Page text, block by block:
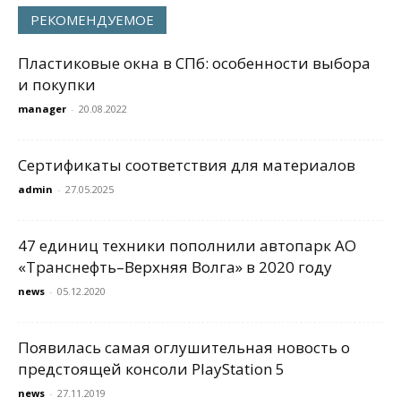
РЕКОМЕНДУЕМОЕ
Пластиковые окна в СПб: особенности выбора
и покупки
manager - 20.08.2022
Сертификаты соответствия для материалов
admin - 27.05.2025
47 единиц техники пополнили автопарк АО
«Транснефть–Верхняя Волга» в 2020 году
news - 05.12.2020
Появилась самая оглушительная новость о
предстоящей консоли PlayStation 5
news - 27.11.2019